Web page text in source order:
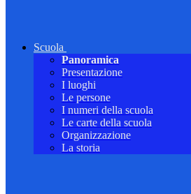
Scuola
Panoramica
Presentazione
I luoghi
Le persone
I numeri della scuola
Le carte della scuola
Organizzazione
La storia